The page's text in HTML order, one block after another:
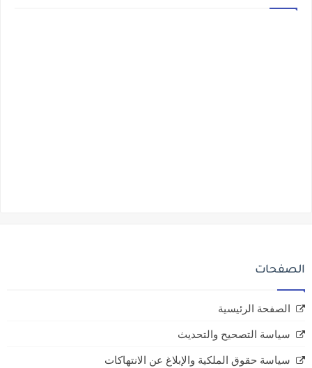
الصفحات
الصفحة الرئيسية
سياسة التصحيح والتحديث
سياسة حقوق الملكية والإبلاغ عن الانتهاكات